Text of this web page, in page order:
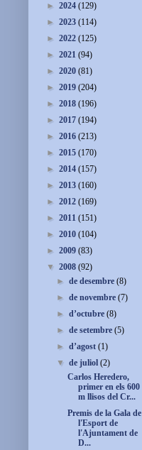
► 2024 (129)
► 2023 (114)
► 2022 (125)
► 2021 (94)
► 2020 (81)
► 2019 (204)
► 2018 (196)
► 2017 (194)
► 2016 (213)
► 2015 (170)
► 2014 (157)
► 2013 (160)
► 2012 (169)
► 2011 (151)
► 2010 (104)
► 2009 (83)
▼ 2008 (92)
►de desembre(8)
►de novembre(7)
►d’octubre(8)
►de setembre(5)
►d’agost(1)
▼de juliol(2)
Carlos Heredero,
primer en els 600
m llisos del Cr...
Premis de la Gala de
l'Esport de
l'Ajuntament de
D...